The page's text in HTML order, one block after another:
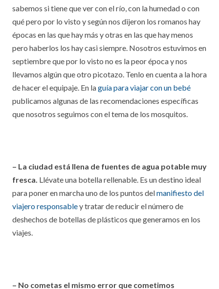
sabemos si tiene que ver con el río, con la humedad o con
qué pero por lo visto y según nos dijeron los romanos hay
épocas en las que hay más y otras en las que hay menos
pero haberlos los hay casi siempre. Nosotros estuvimos en
septiembre que por lo visto no es la peor época y nos
llevamos algún que otro picotazo. Tenlo en cuenta a la hora
de hacer el equipaje. En laguía para viajar con un bebé
publicamos algunas de las recomendaciones específicas
que nosotros seguimos con el tema de los mosquitos.
– La ciudad está llena de fuentes de agua potable muy
fresca. Llévate una botella rellenable. Es un destino ideal
para poner en marcha uno de los puntos delmanifiesto del
viajero responsabley tratar de reducir el número de
deshechos de botellas de plásticos que generamos en los
viajes.
– No cometas el mismo error que cometimos